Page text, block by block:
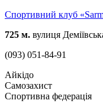
Спортивний клуб
725 м. вулиця
(093) 051-84-91
Айкідо
Самозахист
Спортивна федерація